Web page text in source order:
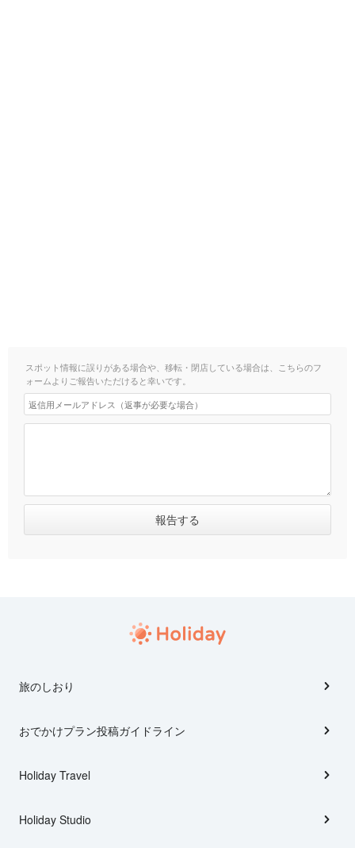
スポット情報に誤りがある場合や、移転・閉店している場合は、こちらのフ
ォームよりご報告いただけると幸いです。
旅のしおり
おでかけプラン投稿ガイドライン
Holiday Travel
Holiday Studio